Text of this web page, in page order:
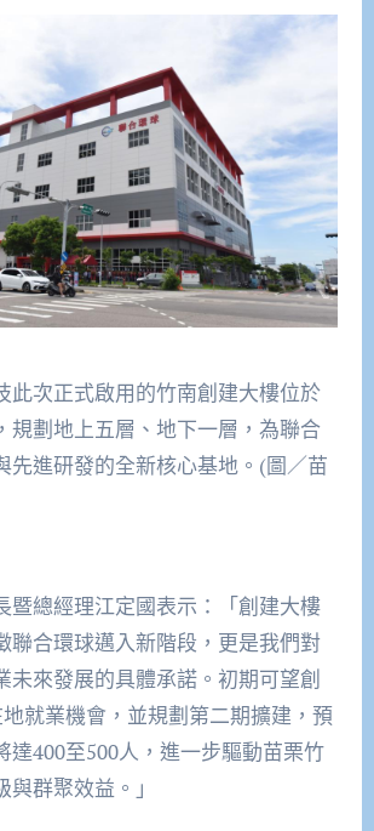
此次正式啟用的竹南創建大樓位於
規劃地上五層、地下一層，為聯合
先進研發的全新核心基地。(圖／苗
暨總經理江定國表示：「創建大樓
聯合環球邁入新階段，更是我們對
未來發展的具體承諾。初期可望創
就業機會，並規劃第二期擴建，預
達400至500人，進一步驅動苗栗竹
群聚效益。」